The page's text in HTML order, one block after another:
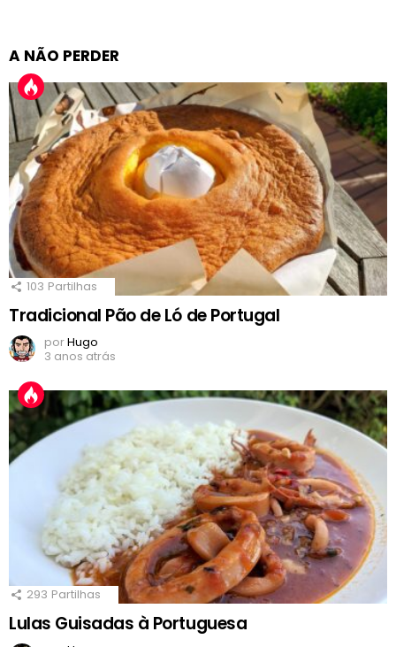
A NÃO PERDER
103 Partilhas
Tradicional Pão de Ló de Portugal
porHugo
3 anos atrás
293 Partilhas
Lulas Guisadas à Portuguesa